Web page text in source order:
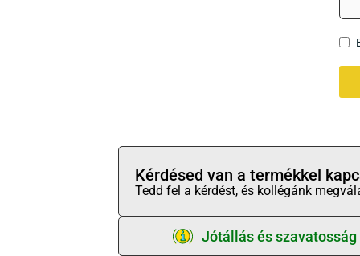
Kérdésed van a termékkel
Tedd fel a kérdést, és kollégánk
Jótállás és szavatosság